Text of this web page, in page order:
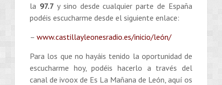
la 97.7 y sino desde cualquier parte de España
podéis escucharme desde el siguiente enlace:
– www.castillayleonesradio.es/inicio/león/
Para los que no hayáis tenido la oportunidad de
escucharme hoy, podéis hacerlo a través del
canal de ivoox de Es La Mañana de León, aquí os